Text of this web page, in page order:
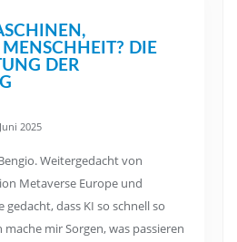
DIE
DER
2025
Weitergedacht von
Metaverse Europe und
gedacht, dass KI so schnell so
mir Sorgen, was passieren